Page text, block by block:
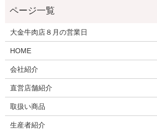
大金牛肉店８月の営業日
HOME
会社紹介
直営店舗紹介
取扱い商品
生産者紹介